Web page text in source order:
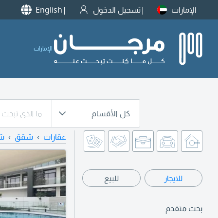
الإمارات تسجيل الدخول English
الإمارات
كل الأقسام
للايجار للبيع
بحث متقدم
عقارات شقق